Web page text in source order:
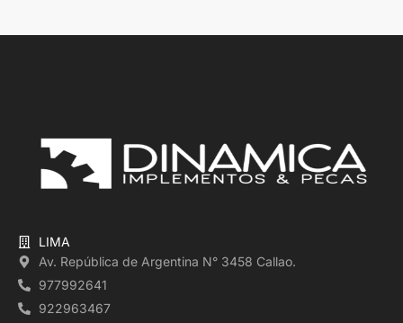
LIMA
Av. República de Argentina N° 3458 Callao.
977992641
922963467